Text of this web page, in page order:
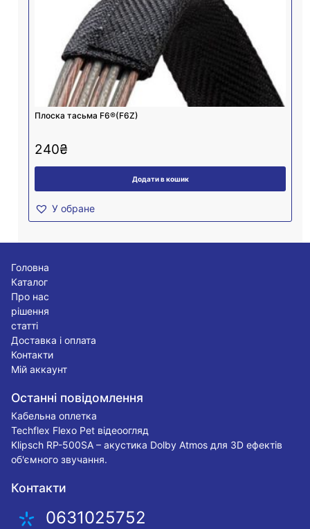
Плоска тасьма F6®(F6Z)
240₴
Додати в кошик
У обране
Головна
Каталог
Про нас
рішення
статті
Доставка і оплата
Контакти
Мій аккаунт
Останні повідомлення
Кабельна оплетка
Techflex Flexo Pet відеоогляд
Klipsch RP-500SA – акустика Dolby Atmos для 3D ефектів
об'ємного звучання.
Контакти
0631025752